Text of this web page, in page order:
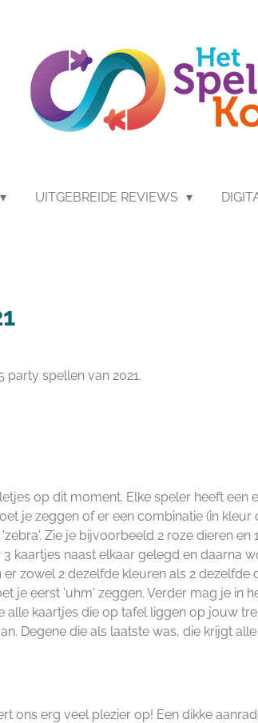
UITGEBREIDE REVIEWS
party spellen van 2021.
op dit moment. Elke speler heeft een
je zeggen of er een combinatie (in kleur
Zie je bijvoorbeeld 2 roze dieren en
3 kaartjes naast elkaar gelegd en daarna
zowel 2 dezelfde kleuren als 2 dezelfde
je eerst 'uhm' zeggen. Verder mag je in
kaartjes die op tafel liggen op jouw
Degene die als laatste was, die krijgt
ons erg veel plezier op! Een dikke